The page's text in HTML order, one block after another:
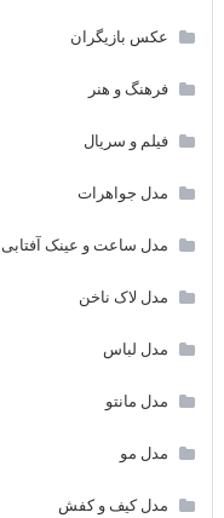
عکس بازیگران
فرهنگ و هنر
فیلم و سریال
مدل جواهرات
مدل ساعت و عینک آفتابی
مدل لاک ناخن
مدل لباس
مدل مانتو
مدل مو
مدل کیف و کفش